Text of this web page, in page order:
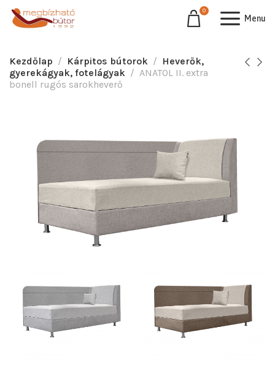
0
Menu
Kezdőlap Kárpitos bútorok
Heverők,
gyerekágyak, fotelágyak
ANATOL II. extra
bonell rugós sarokheverő